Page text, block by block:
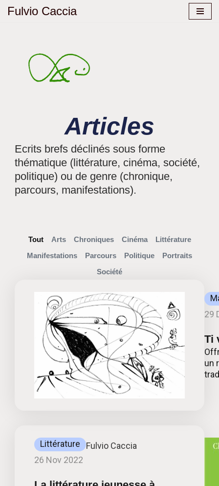
Fulvio Caccia
Articles
Ecrits brefs déclinés sous forme
thématique (littérature, cinéma, société,
politique) ou de genre (chronique,
parcours, manifestations).
Arts Chroniques Cinéma
Littérature
Manifestations
Parcours Politique
Portraits
Société
Tout
29
Ti
un
Littérature
Fulvio Caccia
26 Nov 2022